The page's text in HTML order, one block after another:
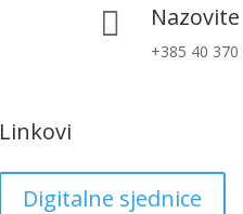

+385 40 370
Linkovi
Digitalne sjednice